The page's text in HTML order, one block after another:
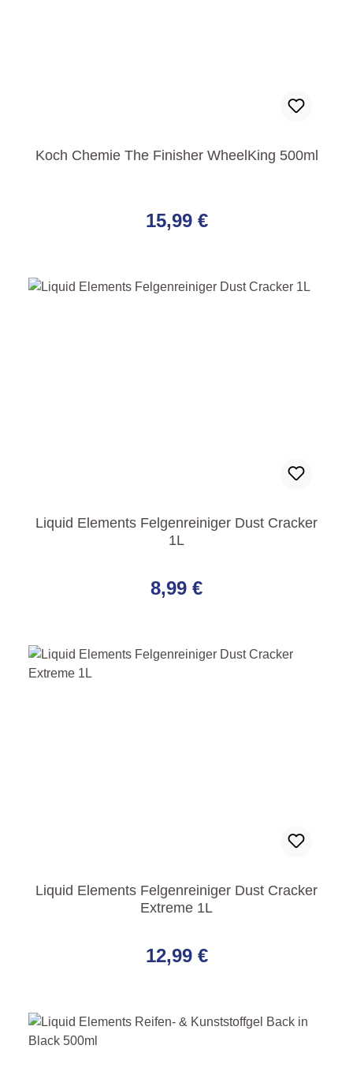
Koch Chemie The Finisher WheelKing 500ml
15,99 €
Liquid Elements Felgenreiniger Dust Cracker
1L
8,99 €
Liquid Elements Felgenreiniger Dust Cracker
Extreme 1L
12,99 €